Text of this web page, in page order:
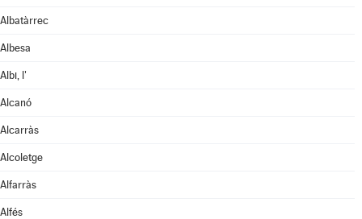
Albatàrrec
Albesa
Albi, l'
Alcanó
Alcarràs
Alcoletge
Alfarràs
Alfés